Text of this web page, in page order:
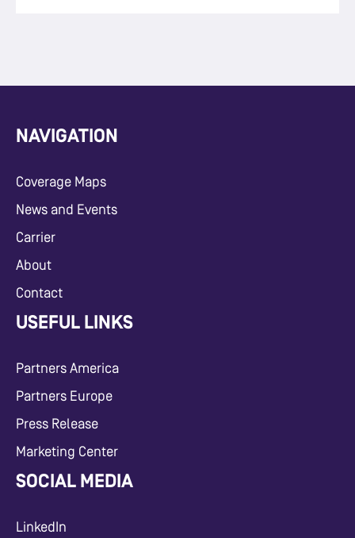
NAVIGATION
Coverage Maps
News and Events
Carrier
About
Contact
USEFUL LINKS
Partners America
Partners Europe
Press Release
Marketing Center
SOCIAL MEDIA
LinkedIn